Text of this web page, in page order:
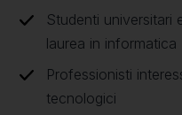
Studenti universitari
laurea in informatica
Professionisti
tecnologici